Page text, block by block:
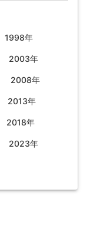
1998年
2003年
2008年
2013年
2018年
2023年